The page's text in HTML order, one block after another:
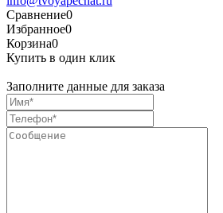
Сравнение0
Избранное0
Корзина0
Купить в один клик
Заполните данные для заказа